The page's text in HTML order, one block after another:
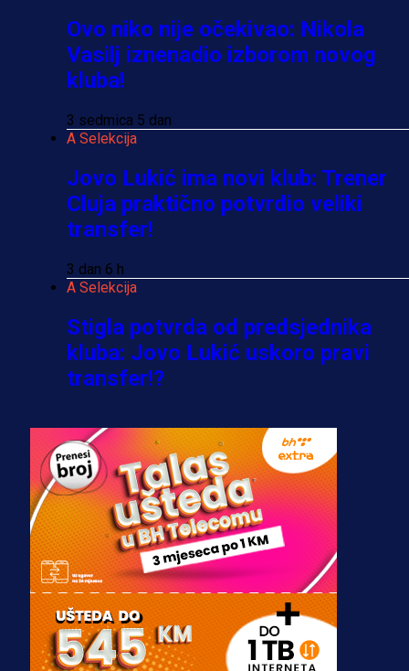
Ovo niko nije očekivao: Nikola
Vasilj iznenadio izborom novog
kluba!
3 sedmica 5 dan
A Selekcija
Jovo Lukić ima novi klub: Trener
Cluja praktično potvrdio veliki
transfer!
3 dan 6 h
A Selekcija
Stigla potvrda od predsjednika
kluba: Jovo Lukić uskoro pravi
transfer!?
A Selekcija
Zmajevi dobili veliko pojačanje:
Fudbaler Olympiacosa želi obući
dres BiH!
3 sedmica 3 dan
Premijer liga BiH
Misimović priveden: SIPA ga tereti
za pranje novca, pretresaju